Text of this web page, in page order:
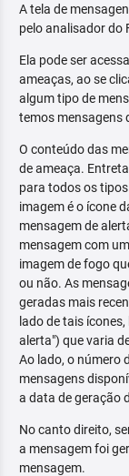
A tela de
pelo analisador do
Ela pode ser
ameaças, ao se
algum tipo de
temos mensagens
O conteúdo das
de ameaça.
para todos os
imagem é o ícone
mensagem de
mensagem com
imagem de fogo
ou não. As
geradas mais
lado de tais
alerta") que varia
Ao lado, o número
mensagens
a data de geração
No canto direito,
a mensagem foi
mensagem.